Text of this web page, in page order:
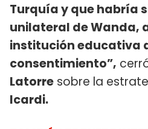
Turquía y que habría
unilateral de Wanda,
institución educativa
consentimiento”,
Latorre sobre la
Icardi.